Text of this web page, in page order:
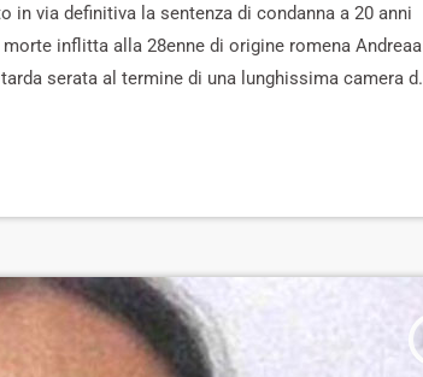
in via definitiva la sentenza di condanna a 20 anni
inflitta alla 28enne di origine romena Andreaa
serata al termine di una lunghissima camera di
portata dal Viti in un luogo isolato, sotto un